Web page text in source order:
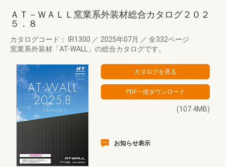
ＡＴ－ＷＡＬＬ窯業系外装材総合カタログ２０２
５．８
カタログコード： IR1300 ／ 2025年07月 ／ 全332ページ
窯業系外装材「AT-WALL」の総合カタログです。
(107.4MB)
お知らせ表示